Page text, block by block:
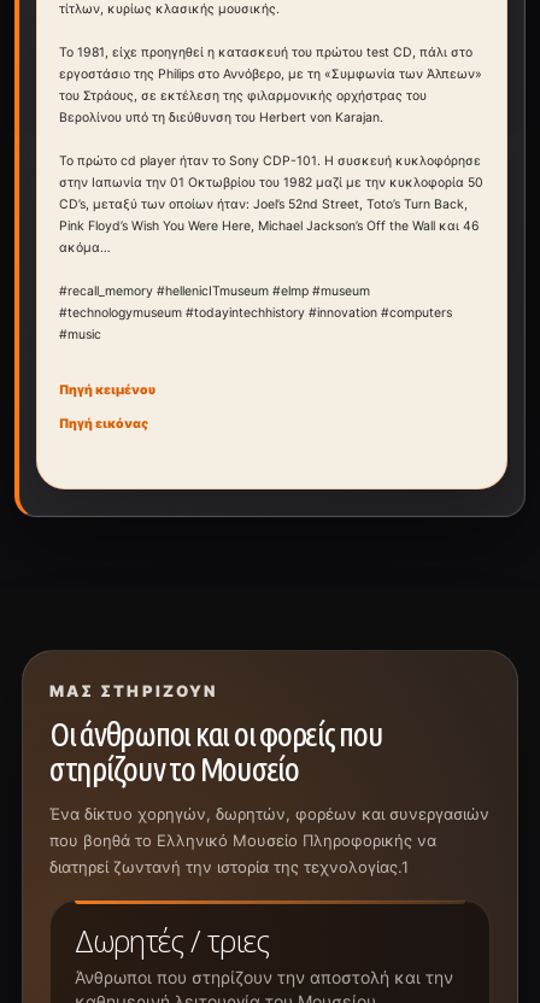
τίτλων, κυρίως κλασικής μουσικής.
Το 1981, είχε προηγηθεί η κατασκευή του πρώτου test CD, πάλι στο
εργοστάσιο της Philips στο Αννόβερο, με τη «Συμφωνία των Άλπεων»
του Στράους, σε εκτέλεση της φιλαρμονικής ορχήστρας του
Βερολίνου υπό τη διεύθυνση του Herbert von Karajan.
Το πρώτο cd player ήταν το Sony CDP-101. Η συσκευή κυκλοφόρησε
στην Ιαπωνία την 01 Οκτωβρίου του 1982 μαζί με την κυκλοφορία 50
CD’s, μεταξύ των οποίων ήταν: Joel’s 52nd Street, Toto’s Turn Back,
Pink Floyd’s Wish You Were Here, Michael Jackson’s Off the Wall και 46
ακόμα…
#recall_memory #hellenicITmuseum #elmp #museum
#technologymuseum #todayintechhistory #innovation #computers
#music
Πηγή κειμένου
Πηγή εικόνας
ΜΑΣ ΣΤΗΡΊΖΟΥΝ
Οι άνθρωποι και οι φορείς που
στηρίζουν το Μουσείο
Ένα δίκτυο χορηγών, δωρητών, φορέων και συνεργασιών
που βοηθά το Ελληνικό Μουσείο Πληροφορικής να
διατηρεί ζωντανή την ιστορία της τεχνολογίας.1
Δωρητές / τριες
Άνθρωποι που στηρίζουν την αποστολή και την